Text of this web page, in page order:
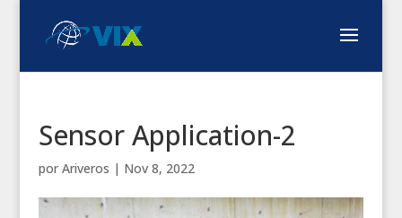
Sensor Application-2
por Ariveros | Nov 8, 2022